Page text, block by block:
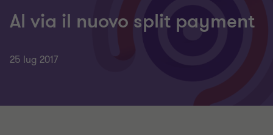
Al via il nuovo split payment
25 lug 2017